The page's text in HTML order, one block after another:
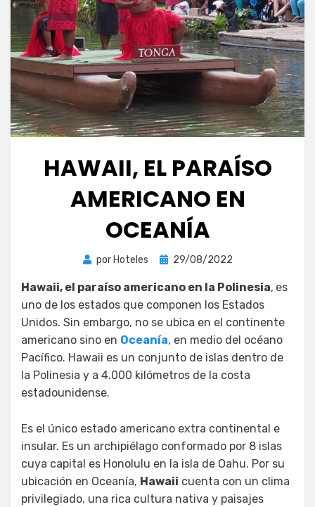
HAWAII, EL PARAÍSO
AMERICANO EN
OCEANÍA
por Hoteles
Publicada
29/08/2022
Hawaii, el paraíso americano en la Polinesia, es
uno de los estados que componen los Estados
Unidos. Sin embargo, no se ubica en el continente
americano sino en Oceanía, en medio del océano
Pacífico. Hawaii es un conjunto de islas dentro de
la Polinesia y a 4.000 kilómetros de la costa
estadounidense.
Es el único estado americano extra continental e
insular. Es un archipiélago conformado por 8 islas
cuya capital es Honolulu en la isla de Oahu. Por su
ubicación en Oceanía, Hawaii cuenta con un clima
privilegiado, una rica cultura nativa y paisajes